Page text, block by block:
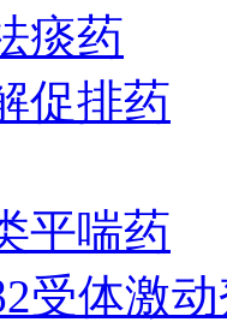
痰药
促排药
平喘药
受体激